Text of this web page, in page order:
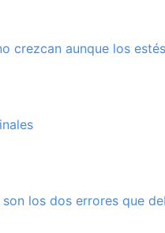
crezcan aunque los
los dos errores que